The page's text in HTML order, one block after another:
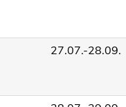
27.07.-28.09.